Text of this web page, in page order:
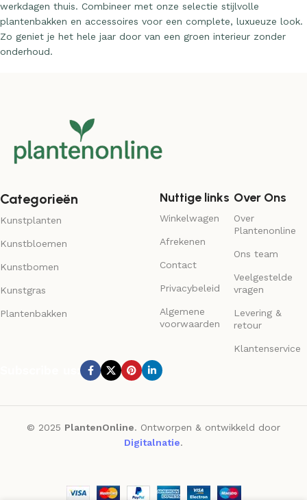
werkdagen thuis. Combineer met onze selectie stijlvolle
plantenbakken en accessoires voor een complete, luxueuze look.
Zo geniet je het hele jaar door van een groen interieur zonder
onderhoud.
Categorieën
Kunstplanten
Kunstbloemen
Kunstbomen
Kunstgras
Plantenbakken
Nuttige links
Winkelwagen
Afrekenen
Contact
Privacybeleid
Algemene
voorwaarden
Over Ons
Over
Plantenonline
Ons team
Veelgestelde
vragen
Levering &
retour
Klantenservice
© 2025 PlantenOnline. Ontworpen & ontwikkeld door
Digitalnatie.